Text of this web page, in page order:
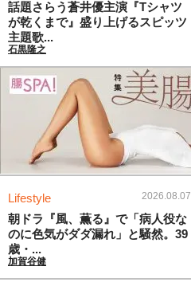
話題さらう蒼井優主演『Tシャツ
が乾くまで』盛り上げるスピッツ
主題歌...
石黒隆之
Lifestyle 2026.08.07
朝ドラ『風、薫る』で「病人役な
のに色気がダダ漏れ」と騒然。39
歳・...
加賀谷健